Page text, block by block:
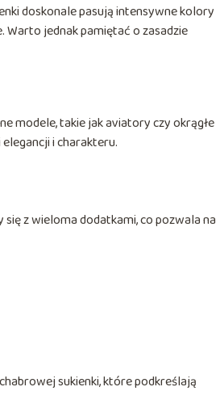
doskonale pasują intensywne kolory
Warto jednak pamiętać o zasadzie
modele, takie jak aviatory czy okrągłe
i charakteru.
z wieloma dodatkami, co pozwala na
sukienki, które podkreślają